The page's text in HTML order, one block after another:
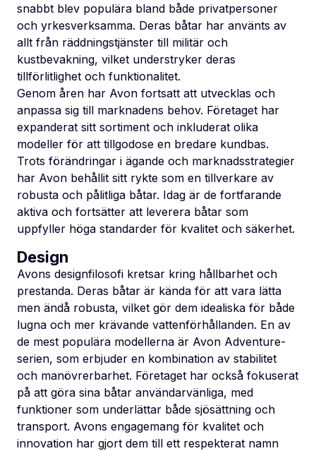
snabbt blev populära bland både privatpersoner
och yrkesverksamma. Deras båtar har använts av
allt från räddningstjänster till militär och
kustbevakning, vilket understryker deras
tillförlitlighet och funktionalitet.
Genom åren har Avon fortsatt att utvecklas och
anpassa sig till marknadens behov. Företaget har
expanderat sitt sortiment och inkluderat olika
modeller för att tillgodose en bredare kundbas.
Trots förändringar i ägande och marknadsstrategier
har Avon behållit sitt rykte som en tillverkare av
robusta och pålitliga båtar. Idag är de fortfarande
aktiva och fortsätter att leverera båtar som
uppfyller höga standarder för kvalitet och säkerhet.
Design
Avons designfilosofi kretsar kring hållbarhet och
prestanda. Deras båtar är kända för att vara lätta
men ändå robusta, vilket gör dem idealiska för både
lugna och mer krävande vattenförhållanden. En av
de mest populära modellerna är Avon Adventure-
serien, som erbjuder en kombination av stabilitet
och manövrerbarhet. Företaget har också fokuserat
på att göra sina båtar användarvänliga, med
funktioner som underlättar både sjösättning och
transport. Avons engagemang för kvalitet och
innovation har gjort dem till ett respekterat namn